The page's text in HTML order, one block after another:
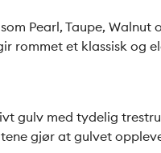
Pearl, Taupe,
rommet et klassisk og
gulv med tydelig
gjør at gulvet